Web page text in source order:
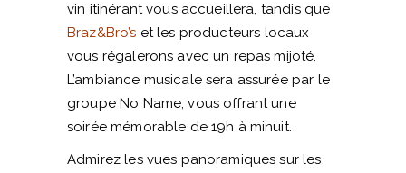
vin itinérant vous accueillera, tandis que
Braz&Bro’s et les producteurs locaux
vous régalerons avec un repas mijoté.
L’ambiance musicale sera assurée par le
groupe No Name, vous offrant une
soirée mémorable de 19h à minuit.
Admirez les vues panoramiques sur les